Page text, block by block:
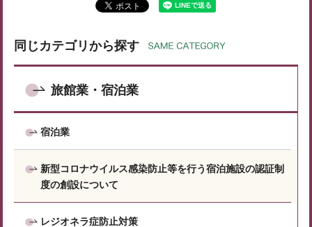
同じカテゴリから探す
旅館業・宿泊業
宿泊業
新型コロナウイルス感染防止等を行う宿泊施設の認証制
度の創設について
レジオネラ症防止対策